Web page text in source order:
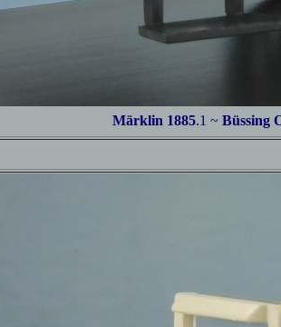
Märklin 1885.1 ~ Büssing